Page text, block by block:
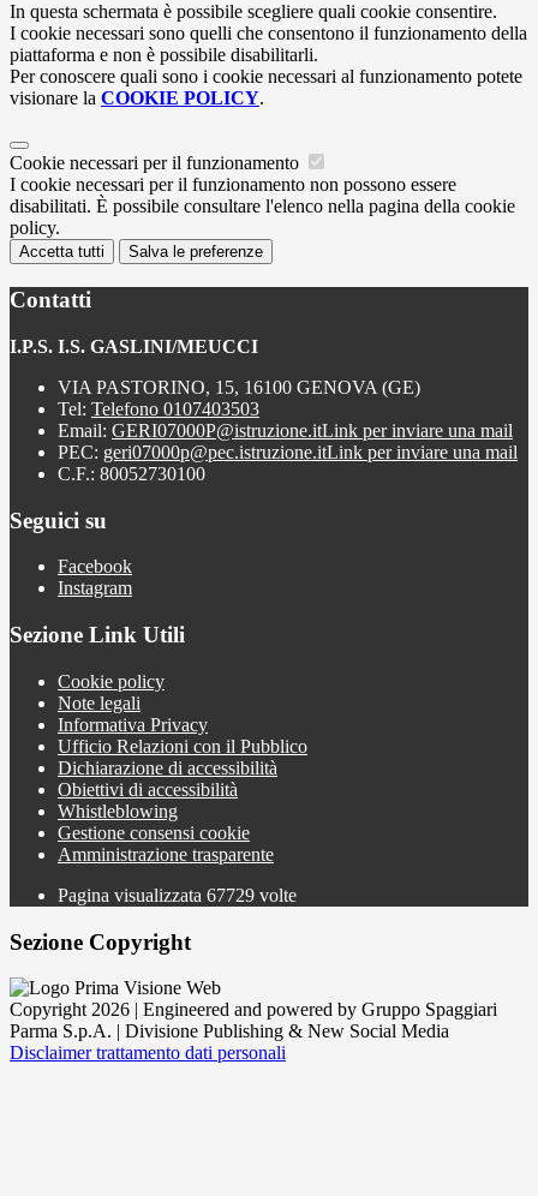
In questa schermata è possibile scegliere quali cookie consentire.
I cookie necessari sono quelli che consentono il funzionamento della
piattaforma e non è possibile disabilitarli.
Per conoscere quali sono i cookie necessari al funzionamento potete
visionare la COOKIE POLICY.
Cookie necessari per il funzionamento
I cookie necessari per il funzionamento non possono essere
disabilitati. È possibile consultare l'elenco nella pagina della cookie
policy.
Accetta tutti Salva le preferenze
Contatti
I.P.S. I.S. GASLINI/MEUCCI
VIA PASTORINO, 15, 16100 GENOVA (GE)
Tel: Telefono 0107403503
Email: GERI07000P@istruzione.itLink per inviare una mail
PEC: geri07000p@pec.istruzione.itLink per inviare una mail
C.F.: 80052730100
Seguici su
Facebook
Instagram
Sezione Link Utili
Cookie policy
Note legali
Informativa Privacy
Ufficio Relazioni con il Pubblico
Dichiarazione di accessibilità
Obiettivi di accessibilità
Whistleblowing
Gestione consensi cookie
Amministrazione trasparente
Pagina visualizzata 67729 volte
Sezione Copyright
Copyright 2026 | Engineered and powered by Gruppo Spaggiari
Parma S.p.A. | Divisione Publishing & New Social Media
Disclaimer trattamento dati personali